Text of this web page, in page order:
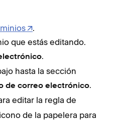
.
que estás editando.
.
hasta la sección
de correo electrónico.
editar la regla de
de la papelera para